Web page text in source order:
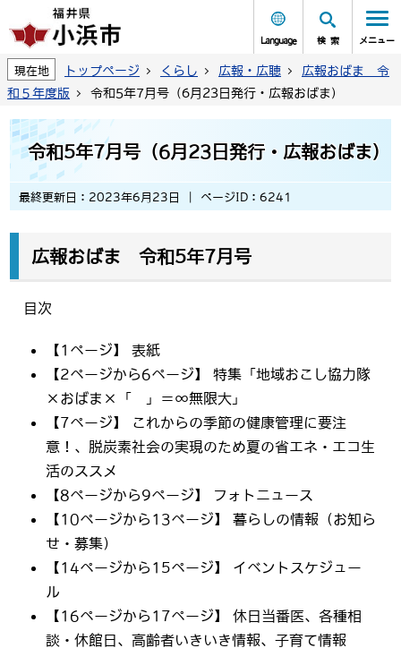
Language 検索 メニュー
現在地 トップページ くらし 広報・広聴
広報おばま 令
和５年度版
令和5年7月号（6月23日発行・広報おばま)
令和5年7月号（6月23日発行・広報おばま)
最終更新日：2023年6月23日 ページID：6241
広報おばま 令和5年7月号
目次
【1ページ】 表紙
【2ページから6ページ】 特集「地域おこし協力隊
×おばま×「 」＝∞無限大」
【7ページ】 これからの季節の健康管理に要注
意！、脱炭素社会の実現のため夏の省エネ・エコ生
活のススメ
【8ページから9ページ】 フォトニュース
【10ページから13ページ】 暮らしの情報（お知ら
せ・募集）
【14ページから15ページ】 イベントスケジュー
ル
【16ページから17ページ】 休日当番医、各種相
談・休館日、高齢者いきいき情報、子育て情報